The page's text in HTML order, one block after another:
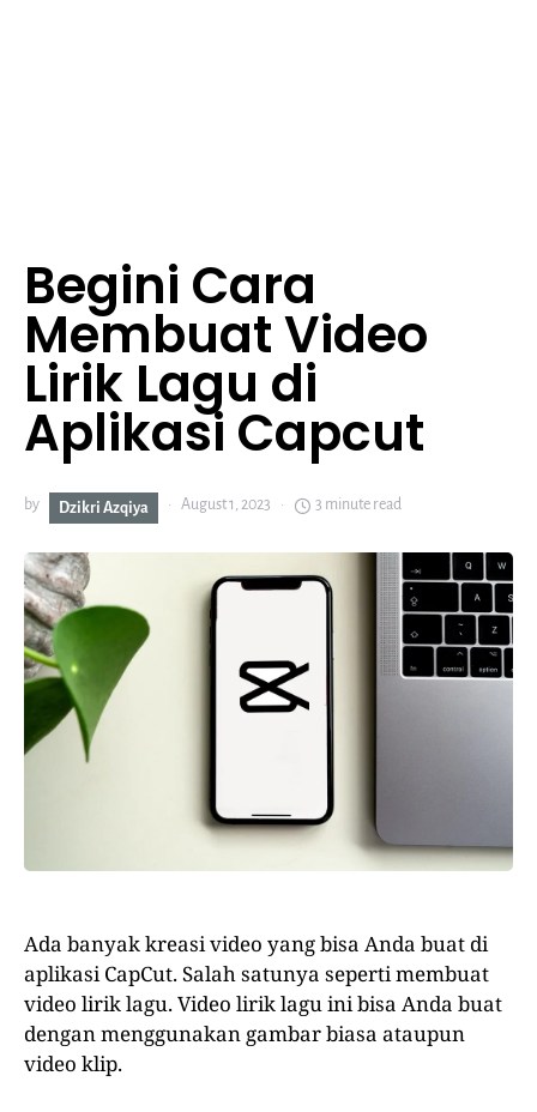
Begini Cara
Membuat Video
Lirik Lagu di
Aplikasi Capcut
by Dzikri Azqiya August 1, 2023 3 minute read
Ada banyak kreasi video yang bisa Anda buat di
aplikasi CapCut. Salah satunya seperti membuat
video lirik lagu. Video lirik lagu ini bisa Anda buat
dengan menggunakan gambar biasa ataupun
video klip.